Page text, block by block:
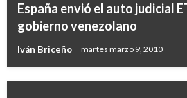
España envió el auto judicial
gobierno venezolano
Iván Briceño martes marzo 9, 2010